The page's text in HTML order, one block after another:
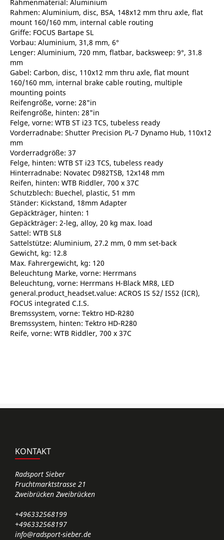
Rahmenmaterial: Aluminium
Rahmen: Aluminium, disc, BSA, 148x12 mm thru axle, flat
mount 160/160 mm, internal cable routing
Griffe: FOCUS Bartape SL
Vorbau: Aluminium, 31,8 mm, 6°
Lenger: Aluminium, 720 mm, flatbar, backsweep: 9°, 31.8
mm
Gabel: Carbon, disc, 110x12 mm thru axle, flat mount
160/160 mm, internal brake cable routing, multiple
mounting points
Reifengröße, vorne: 28"in
Reifengröße, hinten: 28"in
Felge, vorne: WTB ST i23 TCS, tubeless ready
Vorderradnabe: Shutter Precision PL-7 Dynamo Hub, 110x12
mm
Vorderradgröße: 37
Felge, hinten: WTB ST i23 TCS, tubeless ready
Hinterradnabe: Novatec D982TSB, 12x148 mm
Reifen, hinten: WTB Riddler, 700 x 37C
Schutzblech: Buechel, plastic, 51 mm
Ständer: Kickstand, 18mm Adapter
Gepäckträger, hinten: 1
Gepäckträger: 2-leg, alloy, 20 kg max. load
Sattel: WTB SL8
Sattelstütze: Aluminium, 27.2 mm, 0 mm set-back
Gewicht, kg: 12.8
Max. Fahrergewicht, kg: 120
Beleuchtung Marke, vorne: Herrmans
Beleuchtung, vorne: Herrmans H-Black MR8, LED
general.product_headset.value: ACROS IS 52/ IS52 (ICR),
FOCUS integrated C.I.S.
Bremssystem, vorne: Tektro HD-R280
Bremssystem, hinten: Tektro HD-R280
Reife, vorne: WTB Riddler, 700 x 37C
KONTAKT
Radsport Sieber
Fruchtmarktstrasse 21
Zweibrücken Zweibrücken
+496332568199
+496332568197
info@radsport-sieber.de